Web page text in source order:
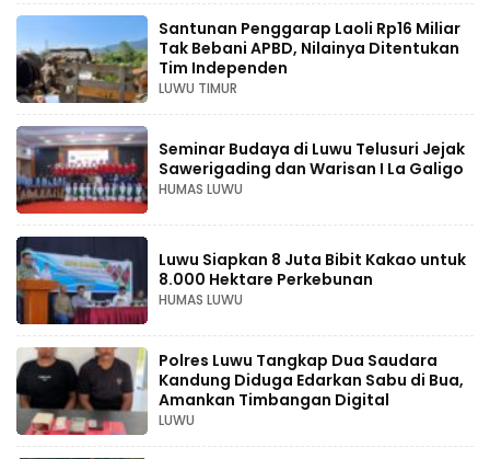
Santunan Penggarap Laoli Rp16 Miliar
Tak Bebani APBD, Nilainya Ditentukan
Tim Independen
LUWU TIMUR
Seminar Budaya di Luwu Telusuri Jejak
Sawerigading dan Warisan I La Galigo
HUMAS LUWU
Luwu Siapkan 8 Juta Bibit Kakao untuk
8.000 Hektare Perkebunan
HUMAS LUWU
Polres Luwu Tangkap Dua Saudara
Kandung Diduga Edarkan Sabu di Bua,
Amankan Timbangan Digital
LUWU